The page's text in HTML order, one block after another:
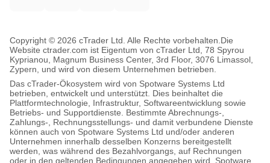
Copyright © 2026 cTrader Ltd. Alle Rechte vorbehalten. Die
Website ctrader.com ist Eigentum von cTrader Ltd, 78 Spyrou
Kyprianou, Magnum Business Center, 3rd Floor, 3076 Limassol,
Zypern, und wird von diesem Unternehmen betrieben.
Das cTrader-Ökosystem wird von Spotware Systems Ltd
betrieben, entwickelt und unterstützt. Dies beinhaltet die
Plattformtechnologie, Infrastruktur, Softwareentwicklung sowie
Betriebs- und Supportdienste. Bestimmte Abrechnungs-,
Zahlungs-, Rechnungsstellungs- und damit verbundene Dienste
können auch von Spotware Systems Ltd und/oder anderen
Unternehmen innerhalb desselben Konzerns bereitgestellt
werden, was während des Bezahlvorgangs, auf Rechnungen
oder in den geltenden Bedingungen angegeben wird. Spotware